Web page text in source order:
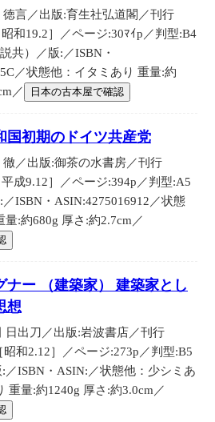
徳言／出版:育生社弘道閣／刊行
和19.2］／ページ:30ﾏｲp／判型:B4
共）／版:／ISBN・
／状態他：イタミあり 重量:約
／
日本の古本屋で確認
国初期のドイツ共産党
徹／出版:御茶の水書房／刊行
成9.12］／ページ:394p／判型:A5
ISBN・ASIN:4275016912／状態
:約680g 厚さ:約2.7cm／
ナー （建築家） 建築家とし
想
日出刀／出版:岩波書店／刊行
昭和2.12］／ページ:273p／判型:B5
／ISBN・ASIN:／状態他：少シミあ
重量:約1240g 厚さ:約3.0cm／